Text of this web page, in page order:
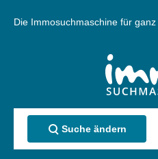
Die Immosuchmaschine für ganz
Suche ändern